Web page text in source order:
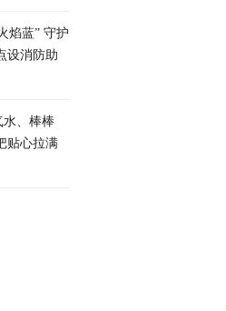
焰蓝” 守护
设消防助
水、棒棒
贴心拉满